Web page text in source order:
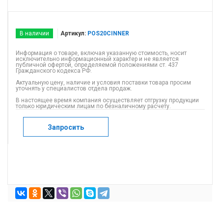
В наличии Артикул: POS20CINNER
Информация о товаре, включая указанную стоимость, носит
исключительно информационный характер и не является
публичной офертой, определяемой положениями ст. 437
Гражданского кодекса РФ.
Актуальную цену, наличие и условия поставки товара просим
уточнять у специалистов отдела продаж.
В настоящее время компания осуществляет отгрузку продукции
только юридическим лицам по безналичному расчету.
Запросить